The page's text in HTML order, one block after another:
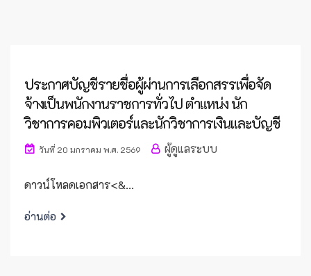
ประกาศบัญชีรายชื่อผู้ผ่านการเลือกสรรเพื่อจัด
จ้างเป็นพนักงานราชการทั่วไป ตำแหน่ง นัก
วิชาการคอมพิวเตอร์และนักวิชาการเงินและบัญชี
วันที่ 20 มกราคม พ.ศ. 2569 ผู้ดูแลระบบ
ดาวน์โหลดเอกสาร<&...
อ่านต่อ